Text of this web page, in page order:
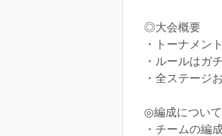
◎大会概要
・トーナメン
・ルールはガ
・全ステージ
◎編成について
・チームの編